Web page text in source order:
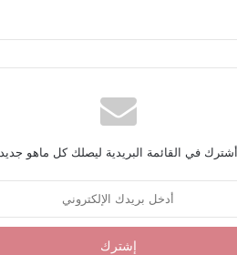
أشترك في القائمة البريدية ليصلك كل ماهو جديد